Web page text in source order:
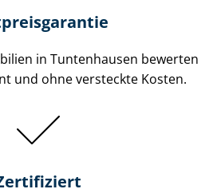
in Tuntenhausen bewerten
und ohne versteckte Kosten.